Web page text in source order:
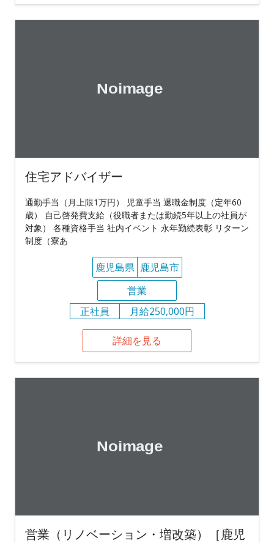
住宅アドバイザー
通勤手当（月上限1万円） 児童手当 退職金制度（定年60
歳） 自己啓発費支給（役職者または勤続5年以上の社員が
対象） 各種資格手当 社内イベント 永年勤続表彰 リターン
制度（寮あ
鹿児島県 鹿児島市
営業
正社員
月給250,000円
詳細を見る
営業（リノベーション・増改築）［鹿児